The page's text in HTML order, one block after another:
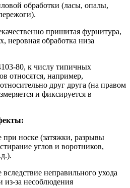
обработки (ласы, опалы,
пришитая фурнитура,
неровная обработка низа
к числу типичных
относятся, например,
друг друга (на правом
и фиксируется в
носке (затяжки, разрывы
углов и воротников,
неправильного ухода
из-за несоблюдения